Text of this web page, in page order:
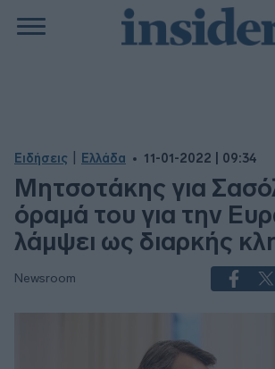
Ειδήσεις Ελλάδα 11-01-2022 | 09:34
Μητσοτάκης για
όραμά του για την
λάμψει ως διαρκής
Newsroom